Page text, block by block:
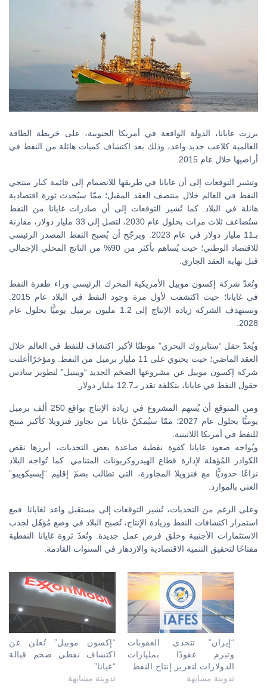
برزت غايانا، الدولة الواقعة في أمريكا الجنوبية، على خريطة الطاقة
العالمية كلاعب جديد واعد، وذلك بعد اكتشاف كميات هائلة من النفط في
أراضيها خلال عام 2015.
وتشير التوقعات إلى أن غايانا في طريقها للانضمام إلى قائمة كبار منتجي
النفط في العالم خلال منتصف العقد المقبل؛ ممّا سيُحدث ثورة اقتصادية
هائلة في البلاد. كما تُشير التوقعات إلى أن صادرات غايانا من النفط
ستُضاعف ثلاث مرات بحلول عام 2030، لتصل إلى 33 مليار دولار، مقارنة
بـ11 مليار دولار في عام 2023. ويرجّح أن يُصبح النفط المصدر الرئيسي
للاقتصاد الوطني؛ حيث يُساهم بأكثر من 90% من الناتج المحلي الإجمالي
قبل نهاية العقد الجاري.
وتُعدّ شركة إكسون موبيل الأمريكية المحرك الرئيسي وراء طفرة النفط
وتستهدف الشركة زيادة الإنتاج إلى 1.2 مليون برميل يوميًّا بحلول عام
2028.
ويُعدّ حقل “ستابروك البحري” موطنًا لأكبر اكتشاف للنفط في العالم خلال
العقد الماضي؛ حيث يحتوي على 11 مليار برميل من النفط. ومؤخرًاأعلنت
شركة إكسون موبيل عن مشروعها الضخم الجديد “ويبتيل” لتطوير سادس
حقول النفط في غايانا، بتكلفة تقدر بـ12.7 مليار دولار.
ومن المتوقع أن يُسهم المشروع في زيادة الإنتاج بواقع 250 ألف برميل
يوميًّا بحلول عام 2027؛ ممّا سيُمكنّ غايانا من تجاوز فنزويلا كأكبر منتج
للنفط في أمريكا اللاتينية.
ويُواجه صعود غايانا كقوة نفطية صاعدة بعض التحديات، أبرزها نقص
الكوادر المُؤهلة لإدارة قطاع الهيدروكربونات المتنامي. كما تُواجه البلاد
نزاعًا حدوديًّا مع فنزويلا المجاورة، التي تطالب بضمّ إقليم “إيسيكويبو”
الغني بالموارد.
وعلى الرغم من التحديات، تُشير التوقعات إلى مستقبل واعد لغايانا. فمع
استمرار اكتشافات النفط وزيادة الإنتاج، تُصبح البلاد في وضع مُؤهّل لجذب
الاستثمارات الأجنبية وخلق فرص عمل جديدة. وتُعدّ ثروة غايانا النفطية
مفتاحًا لتحقيق التنمية الاقتصادية والازدهار في السنوات القادمة.
“إكسون موبيل” تُعلن عن
اكتشاف نفطي ضخم قبالة
“غيانا”
تدوينة مشابهة
“إيران” تتحدى العقوبات
وتبرم عقودًا بمليارات
الدولارات لتعزيز إنتاج النفط
تدوينة مشابهة